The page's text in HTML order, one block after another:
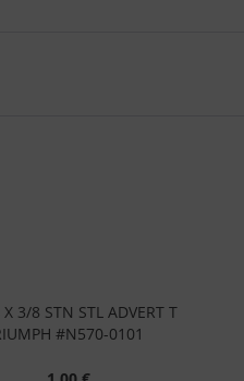
3/8 STN STL ADVERT T
#N570-0101